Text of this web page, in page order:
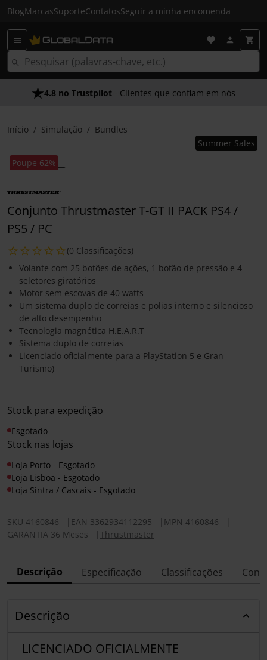
BlogMarcasSuporteContatosSeguir a minha encomenda
4.8 no Trustpilot - Clientes que confiam em nós
Início Simulação Bundles
Poupe 62%
Summer Sales
Conjunto Thrustmaster T-GT II PACK PS4 /
PS5 / PC
(0 Classificações)
Volante com 25 botões de ações, 1 botão de pressão e 4
seletores giratórios
Motor sem escovas de 40 watts
Um sistema duplo de correias e polias interno e silencioso
de alto desempenho
Tecnologia magnética H.E.A.R.T
Sistema duplo de correias
Licenciado oficialmente para a PlayStation 5 e Gran
Turismo)
Stock para expedição
Esgotado
Stock nas lojas
Loja Porto - Esgotado
Loja Lisboa - Esgotado
Loja Sintra / Cascais - Esgotado
SKU 4160846 EAN 3362934112295 MPN 4160846
GARANTIA 36 Meses
Thrustmaster
Descrição Especificação Classificações
Descrição
LICENCIADO OFICIALMENTE